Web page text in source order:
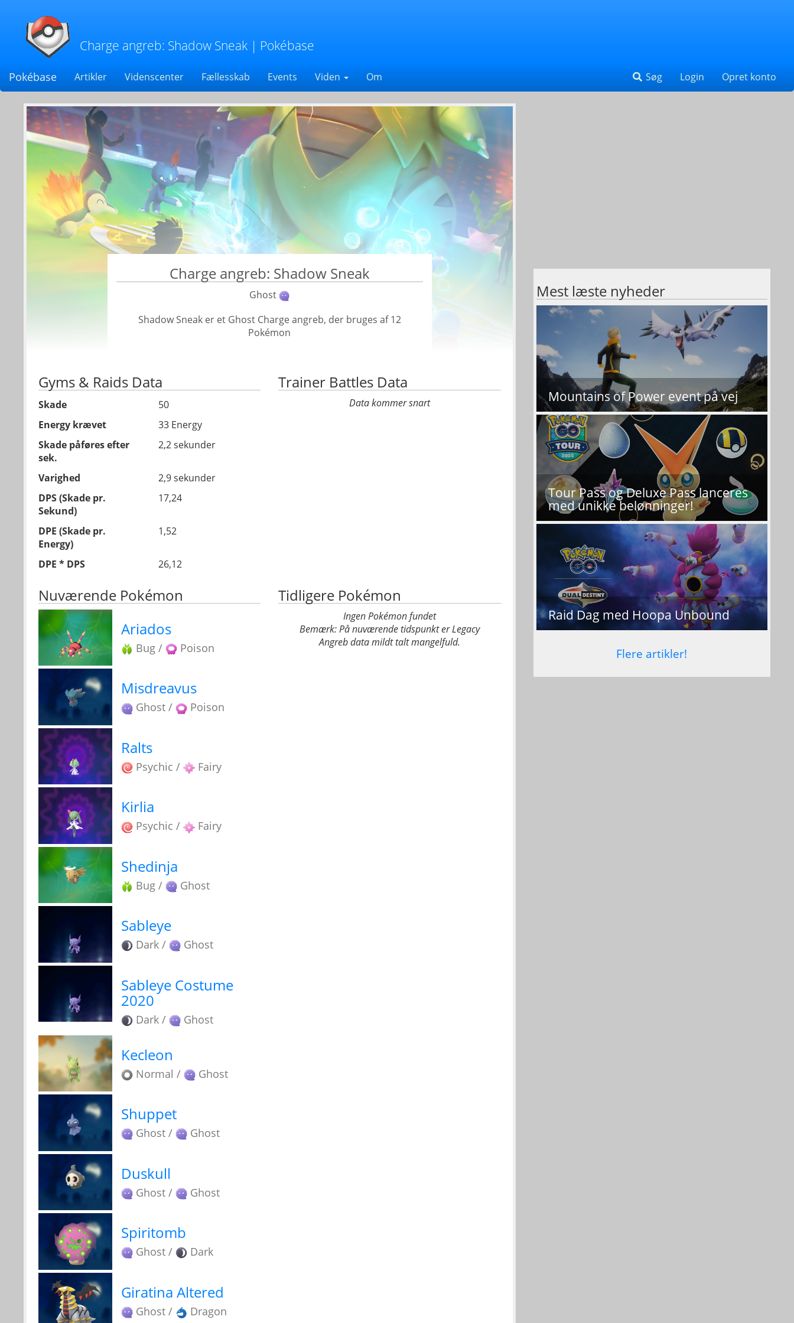
Charge angreb: Shadow Sneak | Pokébase
Pokébase Artikler Videnscenter Fællesskab Events Viden Om Søg Login Opret konto
Charge angreb: Shadow Sneak
Ghost
Shadow Sneak er et Ghost Charge angreb, der bruges af 12
Pokémon
Gyms & Raids Data
Skade
50
Energy krævet
33 Energy
Skade påføres efter
sek.
2,2 sekunder
Varighed
2,9 sekunder
DPS (Skade pr.
Sekund)
17,24
DPE (Skade pr.
Energy)
1,52
DPE * DPS 26,12
Trainer Battles Data
Data kommer snart
Nuværende Pokémon
Ariados
Bug / Poison
Misdreavus
Ghost / Poison
Ralts
Psychic / Fairy
Kirlia
Psychic / Fairy
Shedinja
Bug / Ghost
Sableye
Dark / Ghost
Sableye Costume
2020
Dark / Ghost
Kecleon
Normal / Ghost
Shuppet
Ghost / Ghost
Duskull
Ghost / Ghost
Spiritomb
Ghost / Dark
Giratina Altered
Ghost / Dragon
Tidligere Pokémon
Ingen Pokémon fundet
Bemærk: På nuværende tidspunkt er Legacy
Angreb data mildt talt mangelfuld.
Mest læste nyheder
Mountains of Power event på vej
Tour Pass og Deluxe Pass lanceres
med unikke belønninger!
Raid Dag med Hoopa Unbound
Flere artikler!